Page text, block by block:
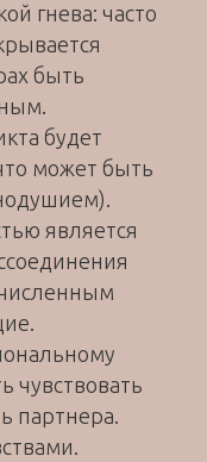
гнева: часто
быть
будет
может быть
является
чувствовать
партнера.